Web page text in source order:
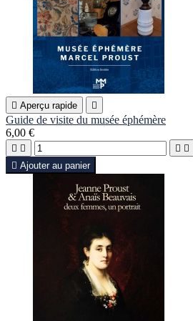
 Aperçu rapide 
Guide de visite du musée éphémère
6,00 €
   
 Ajouter au panier